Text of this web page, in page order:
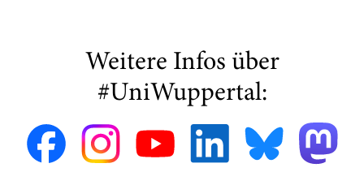
Weitere Infos über
#UniWuppertal: